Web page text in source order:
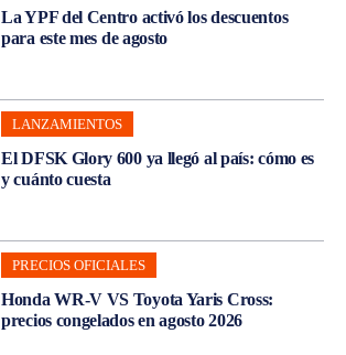
La YPF del Centro activó los descuentos
para este mes de agosto
LANZAMIENTOS
El DFSK Glory 600 ya llegó al país: cómo es
y cuánto cuesta
PRECIOS OFICIALES
Honda WR-V VS Toyota Yaris Cross:
precios congelados en agosto 2026